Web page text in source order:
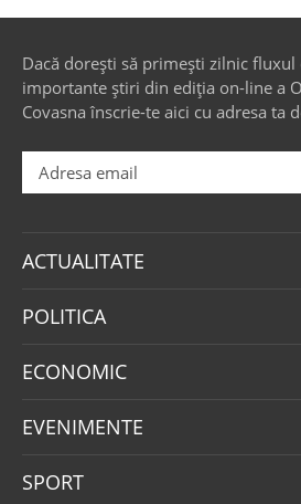
Dacă dorești să primești zilnic fluxul
importante știri din ediția on-line a
Covasna înscrie-te aici cu adresa ta
ACTUALITATE
POLITICA
ECONOMIC
EVENIMENTE
SPORT